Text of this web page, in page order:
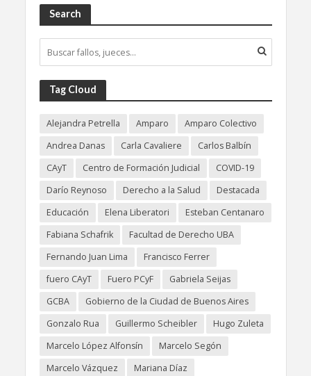
Search
Tag Cloud
Alejandra Petrella Amparo
Amparo Colectivo
Andrea Danas
Carla Cavaliere
Carlos Balbín
CAyT
Centro de Formación Judicial
COVID-19
Darío Reynoso
Derecho a la Salud
Destacada
Educación
Elena Liberatori
Esteban Centanaro
Fabiana Schafrik
Facultad de Derecho UBA
Fernando Juan Lima
Francisco Ferrer
fuero CAyT
Fuero PCyF
Gabriela Seijas
GCBA
Gobierno de la Ciudad de Buenos Aires
Gonzalo Rua
Guillermo Scheibler
Hugo Zuleta
Marcelo López Alfonsín
Marcelo Segón
Marcelo Vázquez
Mariana Díaz